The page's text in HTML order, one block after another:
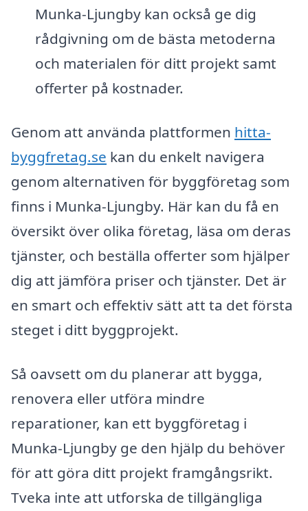
Munka-Ljungby kan också ge dig
rådgivning om de bästa metoderna
och materialen för ditt projekt samt
offerter på kostnader.
Genom att använda plattformen hitta-
byggfretag.se kan du enkelt navigera
genom alternativen för byggföretag som
finns i Munka-Ljungby. Här kan du få en
översikt över olika företag, läsa om deras
tjänster, och beställa offerter som hjälper
dig att jämföra priser och tjänster. Det är
en smart och effektiv sätt att ta det första
steget i ditt byggprojekt.
Så oavsett om du planerar att bygga,
renovera eller utföra mindre
reparationer, kan ett byggföretag i
Munka-Ljungby ge den hjälp du behöver
för att göra ditt projekt framgångsrikt.
Tveka inte att utforska de tillgängliga